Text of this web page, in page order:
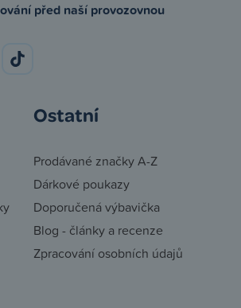
před naší provozovnou
Ostatní
Prodávané značky A-Z
Dárkové poukazy
Doporučená výbavička
Blog - články a recenze
Zpracování osobních údajů